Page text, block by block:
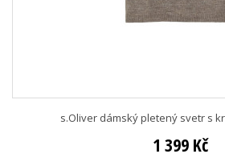
s.Oliver dámský pletený svetr s
1 399 Kč